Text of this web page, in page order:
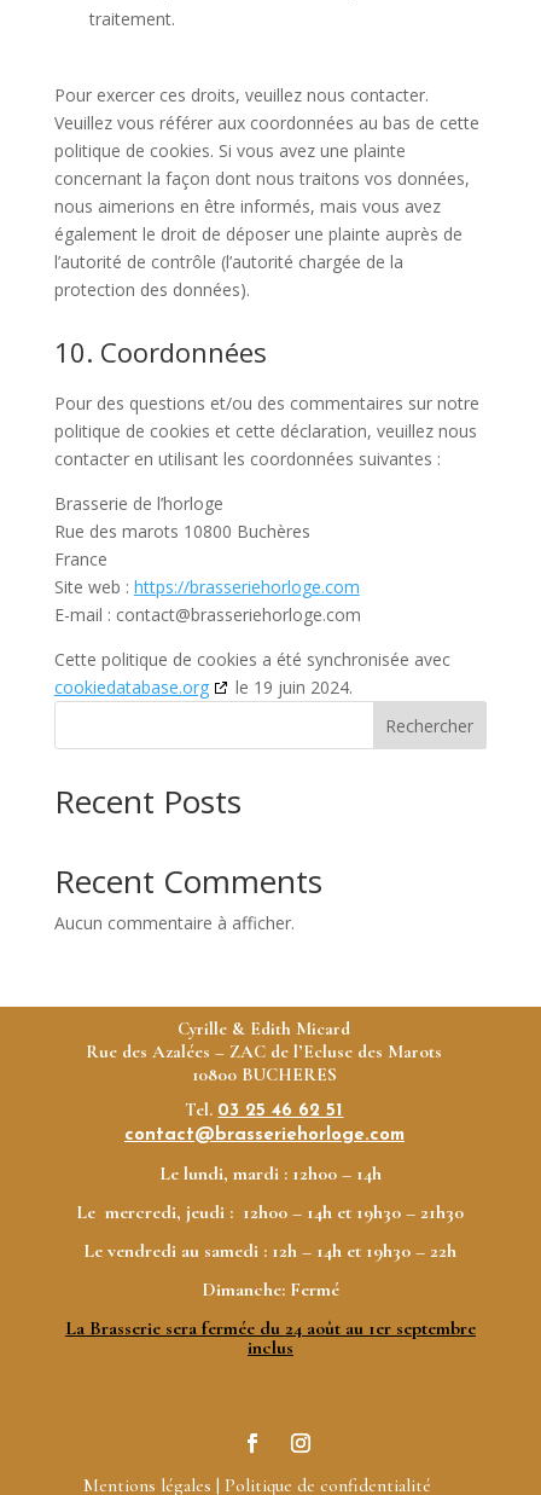
traitement.
Pour exercer ces droits, veuillez nous contacter.
Veuillez vous référer aux coordonnées au bas de cette
politique de cookies. Si vous avez une plainte
concernant la façon dont nous traitons vos données,
nous aimerions en être informés, mais vous avez
également le droit de déposer une plainte auprès de
l’autorité de contrôle (l’autorité chargée de la
protection des données).
10. Coordonnées
Pour des questions et/ou des commentaires sur notre
politique de cookies et cette déclaration, veuillez nous
contacter en utilisant les coordonnées suivantes :
Brasserie de l’horloge
Rue des marots 10800 Buchères
France
Site web : https://brasseriehorloge.com
E-mail : contact@brasseriehorloge.com
Cette politique de cookies a été synchronisée avec
cookiedatabase.org
le 19 juin 2024.
Rechercher
Recent Posts
Recent Comments
Aucun commentaire à afficher.
Cyrille & Edith Micard
Rue des Azalées – ZAC de l’Ecluse des Marots
10800 BUCHERES
Tel. 03 25 46 62 51
contact@brasseriehorloge.com
Le lundi, mardi : 12h00 – 14h
Le mercredi, jeudi : 12h00 – 14h et 19h30 – 21h30
Le vendredi au samedi : 12h – 14h et 19h30 – 22h
Dimanche: Fermé
La Brasserie sera fermée du 24 août au 1er septembre
inclus
Mentions légales | Politique de confidentialité